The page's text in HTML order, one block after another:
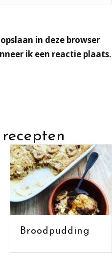
in deze browser
ik een reactie plaats.
Bananenbrood